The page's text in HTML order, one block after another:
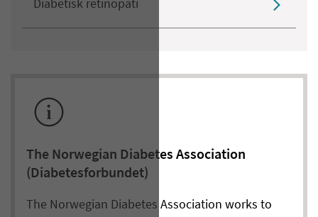
Diabetisk retinopati
The Norwegian Diabetes Association
(Diabetesforbundet)
The Norwegian Diabetes Association works to